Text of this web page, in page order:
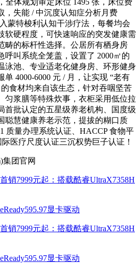
全体规划审定床位 1495 张，床位费
，失能 / 中沉度认知症分析月费
蒙特梭利认知干涉疗法，每餐均会
软硬程度，可快速响应的突发健康需
畴的标杆性选择。公居所有栖身房
呼叫系统全笼盖，设置了 2000㎡的
泳池、专业适老化健身房、环形健身
4000-6000 元 / 月，让实现 “老有
食材均来自该生态，针对吞咽坚苦
匀浆膳等特殊炊事，衣柜采用低位拉
首批认定的五星级养老机构、国度级
聪慧健康养老示范，提拔的糊口质
质量办理系统认证、HACCP 食物平
医疗尺度认证三沉权势巨子认证！
集团官网
销7999元起：搭载酷睿UltraX7358H
显卡驱动
销7999元起：搭载酷睿UltraX7358H
显卡驱动